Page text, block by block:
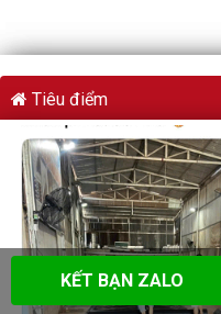
Tiêu điểm
KẾT BẠN ZALO